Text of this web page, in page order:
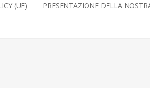
(UE) PRESENTAZIONE DELLA